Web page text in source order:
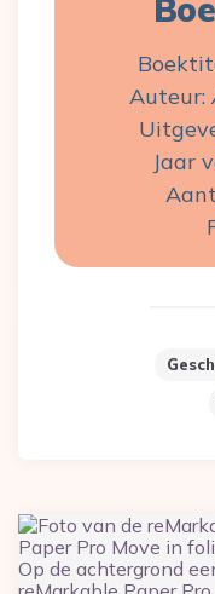
Auteur:
Jaar
Post
navigation